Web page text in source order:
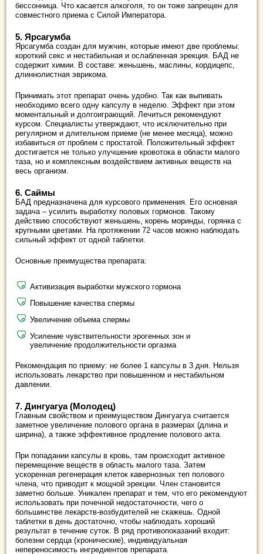
бессонница. Что касается алкоголя, то он тоже запрещен для
совместного приема с Силой Императора.
5. Ярсагумба
Ярсагумба создан для мужчин, которые имеют две проблемы:
короткий секс и нестабильная и ослабленная эрекция. БАД не
содержит химии. В составе: женьшень, маслины, кордицепс,
длиннолистная эврикома.
Принимать этот препарат очень удобно. Так как выпивать
необходимо всего одну капсулу в неделю. Эффект при этом
моментальный и долгоиграющий. Лечиться рекомендуют
курсом. Специалисты утверждают, что исключительно при
регулярном и длительном приеме (не менее месяца), можно
избавиться от проблем с простатой. Положительный эффект
достигается не только улучшение кровотока в области малого
таза, но и комплексным воздействием активных веществ на
весь организм.
6. Саймы
БАД предназначена для курсового применения. Его основная
задача – усилить выработку половых гормонов. Такому
действию способствуют женьшень, корень моринды, горянка с
крупными цветами. На протяжении 72 часов можно наблюдать
сильный эффект от одной таблетки.
Основные преимущества препарата:
Активизация выработки мужского гормона
Повышение качества спермы
Увеличение объема спермы
Усиление чувствительности эрогенных зон и
увеличение продолжительности оргазма
Рекомендация по приему: не более 1 капсулы в 3 дня. Нельзя
использовать лекарство при повышенном и нестабильном
давлении.
7. Дингуагуа (Молодец)
Главным свойством и преимуществом Дингуагуа считается
заметное увеличение полового органа в размерах (длина и
ширина), а также эффективное продление полового акта.
При попадании капсулы в кровь, там происходит активное
перемещение веществ в область малого таза. Затем
ускоренная регенерация клеток кавернозных теп полового
члена, что приводит к мощной эрекции. Член становится
заметно больше. Уникален препарат и тем, что его рекомендуют
использовать при почечной недостаточности, чего о
большинстве лекарств-возбудителей не скажешь. Одной
таблетки в день достаточно, чтобы наблюдать хороший
результат в течение суток. В ряд противопоказаний входит:
болезни сердца (хронические), индивидуальная
непереносимость ингредиентов препарата.